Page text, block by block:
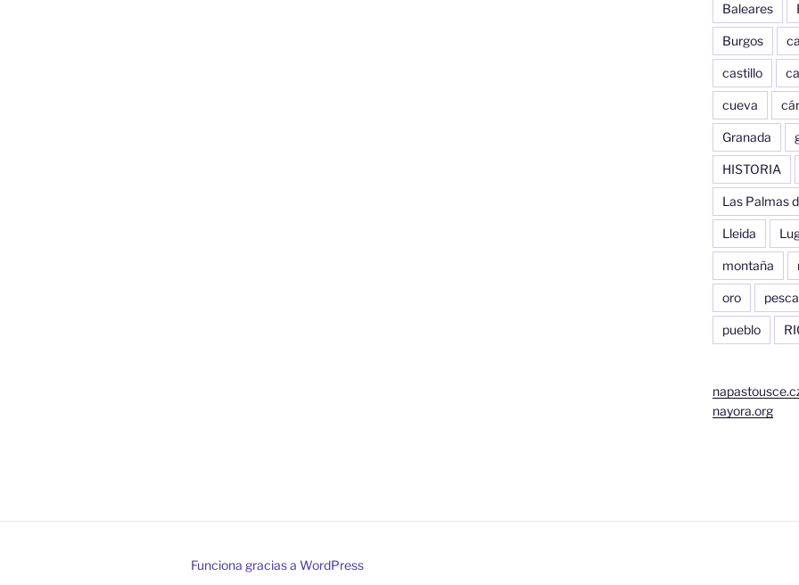
Baleares
Burgos
castillo
cueva
Granada
HISTORIA
Las Palmas
Lleida
montaña
oro pesca
pueblo
nayora.org
Funciona gracias a WordPress